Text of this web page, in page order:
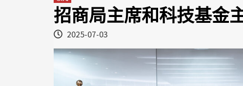
招商局主席和科技基金
2025-07-03